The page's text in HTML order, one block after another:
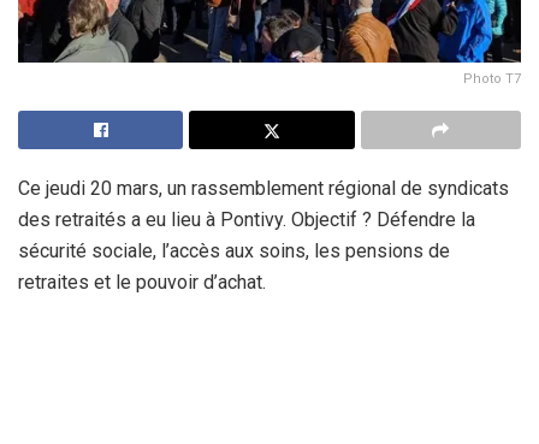
Photo T7
Ce jeudi 20 mars, un rassemblement régional de syndicats
des retraités a eu lieu à Pontivy. Objectif ? Défendre la
sécurité sociale, l’accès aux soins, les pensions de
retraites et le pouvoir d’achat.